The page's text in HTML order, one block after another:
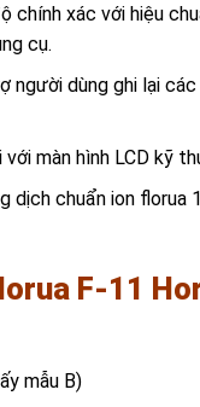
xác với hiệu
cụ.
dùng ghi lại
màn hình LCD kỹ
dịch chuẩn ion
F-11
mẫu B)